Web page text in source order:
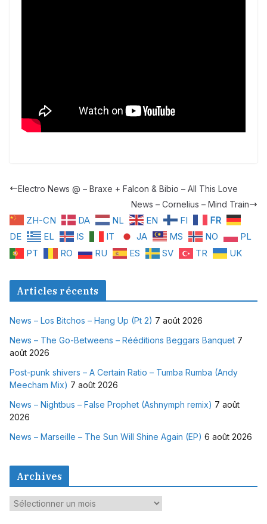
Electro News @ – Braxe + Falcon & Bibio – All This Love
News – Cornelius – Mind Train
ZH-CN DA NL EN FI
FR
DE
EL IS IT JA MS NO
PL
PT
RO RU ES SV TR UK
Articles récents
News – Los Bitchos – Hang Up (Pt 2) 7 août 2026
News – The Go-Betweens – Rééditions Beggars Banquet 7
août 2026
Post-punk shivers – A Certain Ratio – Tumba Rumba (Andy
Meecham Mix) 7 août 2026
News – Nightbus – False Prophet (Ashnymph remix) 7 août
2026
News – Marseille – The Sun Will Shine Again (EP) 6 août 2026
Archives
A